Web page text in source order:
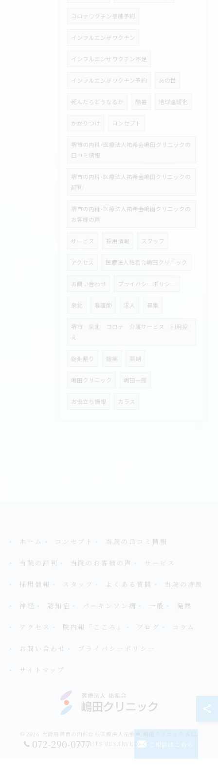
コロナワクチン接種予約
インフルエンザワクチン
インフルエンザワクチン不足
インフルエンザワクチン予約 あの世
死んだらどうなるか 酷暑 地球温暖化
かかりつけ コンセプト
堺市の内科･医療法人祐希会嶋田クリニックの
口コミ情報
堺市の内科･医療法人祐希会嶋田クリニックの
評判
堺市の内科･医療法人祐希会嶋田クリニックの
お客様の声
サービス 採用情報 スタッフ
アクセス 医療法人祐希会嶋田クリニック
お問い合わせ プライバシーポリシー
泉北 看護師 求人 募集
堺市 泉北 コロナ 介護サービス 利用控
え
錠剤割り 服薬 薬剤
嶋田クリニック 嶋田一郎
お役立ち情報 カラス
072-290-0777 ご相談はこちら
ホーム コンセプト 当院の口コミ情報
当院の評判 当院のお客様の声 サービス
採用情報 スタッフ よくある質問 当院の特徴
神経 認知症 パーキンソン病 一般 発熱
アクセス 院内報「こころ」 ブログ コラム
お問い合わせ プライバシーポリシー
サイトマップ
© 2026 大阪府堺市の内科なら医療法人祐希会 嶋田クリニック ALL
RIGHTS RESERVED.